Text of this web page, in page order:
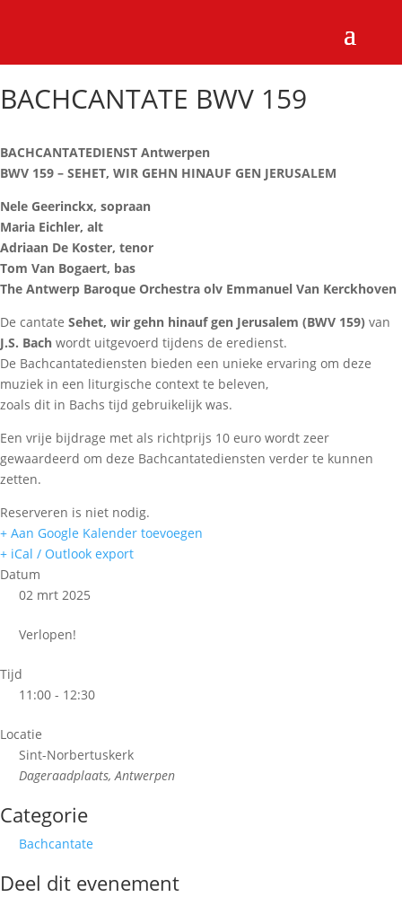
BACHCANTATE BWV 159
BACHCANTATEDIENST Antwerpen
BWV 159 – SEHET, WIR GEHN HINAUF GEN JERUSALEM
Nele Geerinckx, sopraan
Maria Eichler, alt
Adriaan De Koster, tenor
Tom Van Bogaert, bas
The Antwerp Baroque Orchestra olv Emmanuel Van Kerckhoven
De cantate Sehet, wir gehn hinauf gen Jerusalem (BWV 159) van
J.S. Bach wordt uitgevoerd tijdens de eredienst.
De Bachcantatediensten bieden een unieke ervaring om deze
muziek in een liturgische context te beleven,
zoals dit in Bachs tijd gebruikelijk was.
Een vrije bijdrage met als richtprijs 10 euro wordt zeer
gewaardeerd om deze Bachcantatediensten verder te kunnen
zetten.
Reserveren is niet nodig.
+ Aan Google Kalender toevoegen
+ iCal / Outlook export
Datum
02 mrt 2025
Verlopen!
Tijd
11:00 - 12:30
Locatie
Sint-Norbertuskerk
Dageraadplaats, Antwerpen
Categorie
Bachcantate
Deel dit evenement